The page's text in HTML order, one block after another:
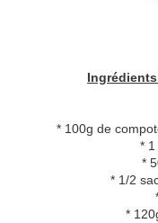
* 100g de
* 1
*
* 1/2
*